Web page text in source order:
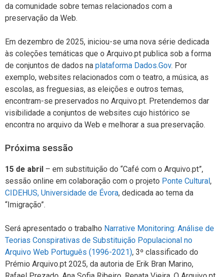
da comunidade sobre temas relacionados com a
preservação da Web.
Em dezembro de 2025, iniciou-se uma nova série dedicada
às coleções temáticas que o Arquivo.pt publica sob a forma
de conjuntos de dados na plataforma Dados.Gov. Por
exemplo, websites relacionados com o teatro, a música, as
escolas, as freguesias, as eleições e outros temas,
encontram-se preservados no Arquivo.pt. Pretendemos dar
visibilidade a conjuntos de websites cujo histórico se
encontra no arquivo da Web e melhorar a sua preservação.
Próxima sessão
15 de abril – em substituição do “Café com o Arquivo.pt”,
sessão online em colaboração com o projeto Ponte Cultural ,
CIDEHUS, Universidade de Évora, dedicada ao tema da
“Imigração”.
Será apresentado o trabalho Narrative Monitoring: Análise de
Teorias Conspirativas de Substituição Populacional no
Arquivo Web Português (1996-2021), 3º classificado do
Prémio Arquivo.pt 2025, da autoria de Erik Bran Marino,